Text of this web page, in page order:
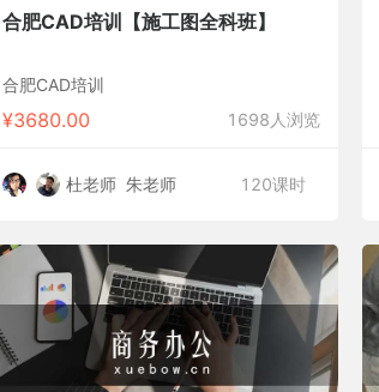
合肥CAD培训【施工图全科班】
合肥CAD培训
¥3680.00 1698人浏览
120课时
杜老师 朱老师